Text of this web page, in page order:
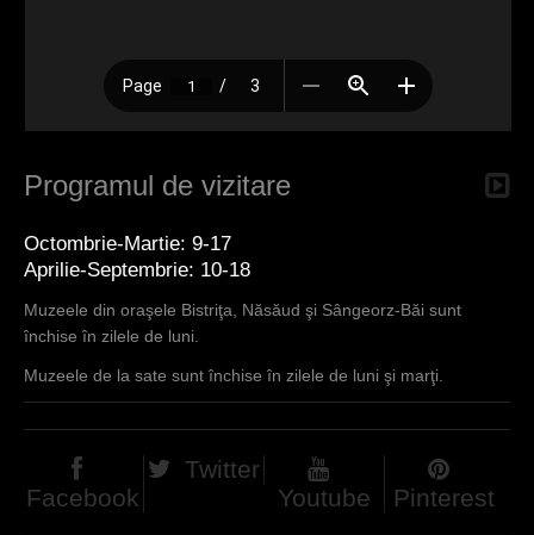
Programul de vizitare
Octombrie-Martie: 9-17
Aprilie-Septembrie: 10-18
Muzeele din oraşele Bistriţa, Năsăud şi Sângeorz-Băi sunt
închise în zilele de luni.
Muzeele de la sate sunt închise în zilele de luni şi marţi.
Facebook
Twitter
Youtube
Pinterest